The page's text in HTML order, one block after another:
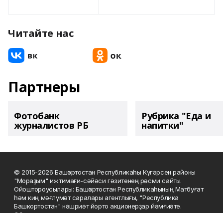
Читайте нас
Партнеры
Фотобанк
журналистов РБ
Рубрика "Еда и
напитки"
© 2015-2026 Башҡортостан Республикаһы Күгәрсен районы
"Мораҙым" ижтимағи-сәйәси гәзитенең рәсми сайты.
Ойоштороусылары: Башҡортостан Республикаһының Матбуғат
һәм киң мәғлүмәт саралары агентлығы, "Республика
Башкортостан" нәшриәт йорто акционерҙар йәмғиәте.